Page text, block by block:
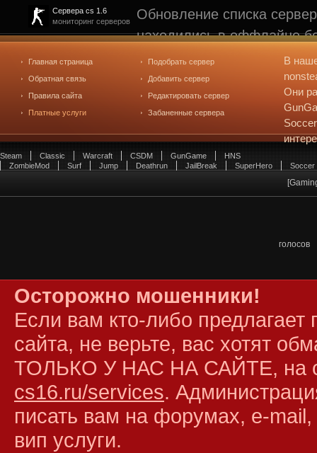
Сервера cs 1.6
мониторинг серверов
Обновление списка
находились в оффлайне
рейтинге не участвуют.
редактирования
.
Главная страница
Обратная связь
Правила сайта
Платные услуги
Подобрать сервер
Добавить сервер
Редактировать сервер
Забаненные сервера
В
Они
Steam Classic Warcraft CSDM GunGame
HNS
ZombieMod
Surf Jump Deathrun JailBreak SuperHero Soccer
голосов
Осторожно мошенники!
Если вам кто-либо
сайта, не верьте, вас хотят
ТОЛЬКО У НАС НА САЙТЕ, на
cs16.ru/services.
писать вам на форумах, e-mail,
вип услуги.